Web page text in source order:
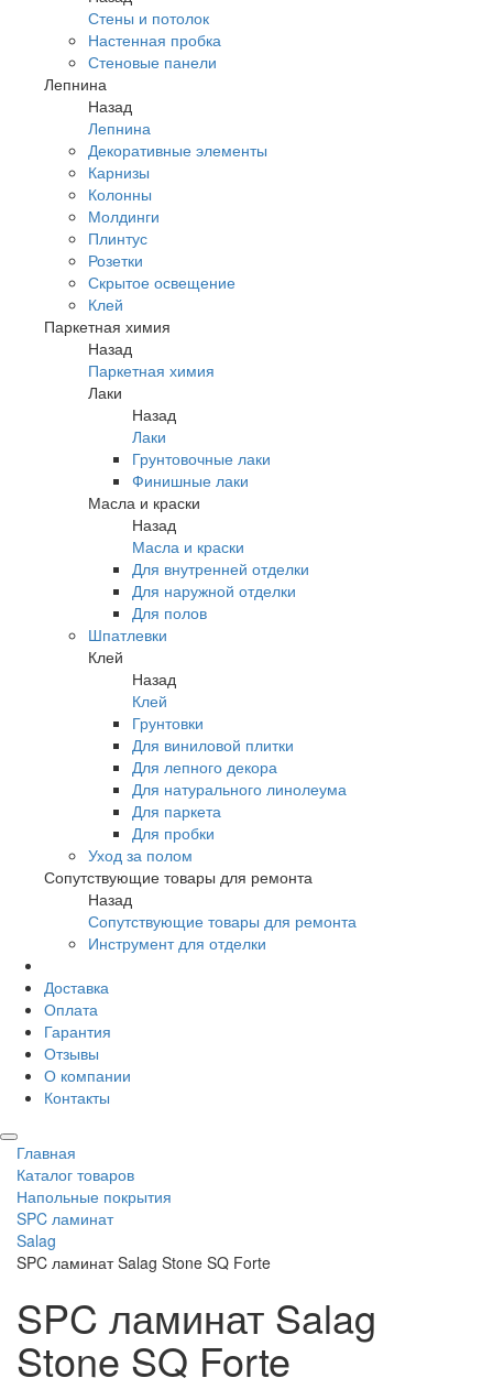
Стены и потолок
Настенная пробка
Стеновые панели
Лепнина
Назад
Лепнина
Декоративные элементы
Карнизы
Колонны
Молдинги
Плинтус
Розетки
Скрытое освещение
Клей
Паркетная химия
Назад
Паркетная химия
Лаки
Назад
Лаки
Грунтовочные лаки
Финишные лаки
Масла и краски
Назад
Масла и краски
Для внутренней отделки
Для наружной отделки
Для полов
Шпатлевки
Клей
Назад
Клей
Грунтовки
Для виниловой плитки
Для лепного декора
Для натурального линолеума
Для паркета
Для пробки
Уход за полом
Сопутствующие товары для ремонта
Назад
Сопутствующие товары для ремонта
Инструмент для отделки
Доставка
Оплата
Гарантия
Отзывы
О компании
Контакты
Главная
Каталог товаров
Напольные покрытия
SPC ламинат
Salag
SPC ламинат Salag Stone SQ Forte
SPC ламинат Salag
Stone SQ Forte